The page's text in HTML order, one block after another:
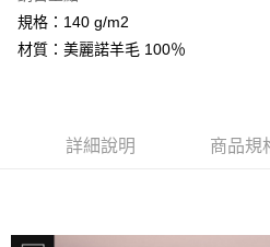
【關於「AFTEE先享後付」】
AFTEE先享後付是「在收到商品之後才付
３．收到繳費通知簡訊後14天內，點擊
ATM付款
每筆NT$60，滿NT$599(含以上)免運
規格：140 g/m2
材質：美麗諾羊毛 100％
詳細說明 商品規